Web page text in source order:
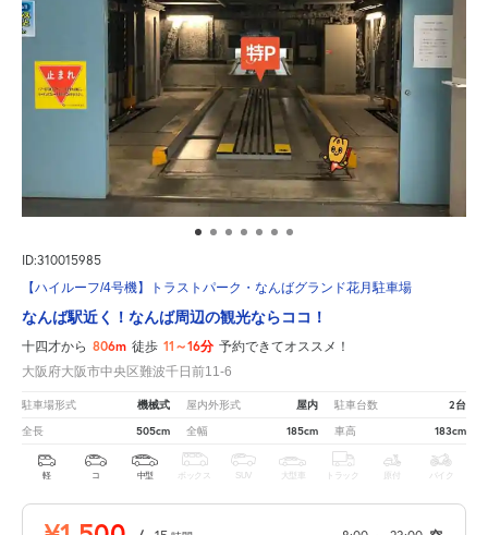
ID:310015985
【ハイルーフ/4号機】トラストパーク・なんばグランド花月駐車場
なんば駅近く！なんば周辺の観光ならココ！
十四才から 806m 徒歩 11～16分 予約できてオススメ！
大阪府大阪市中央区難波千日前11-6
駐車場形式 機械式 屋内外形式 屋内 駐車台数 2台
全長 505cm 全幅 185cm 車高 183cm
軽 コ 中型 ボックス SUV 大型車 トラック 原付 バイク